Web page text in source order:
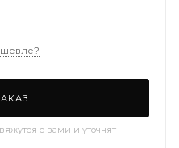
с вами и уточнят